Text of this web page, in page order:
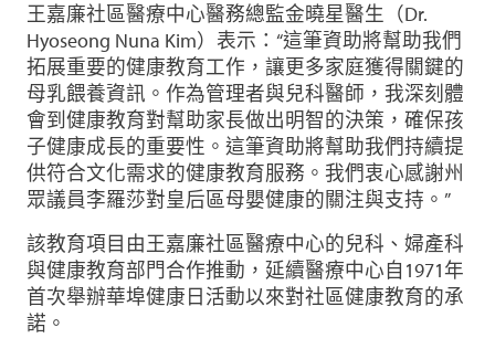
王嘉廉社區醫療中心醫務總監金曉星醫生（Dr.
Hyoseong Nuna Kim）表示：“這筆資助將幫助我們
拓展重要的健康教育工作，讓更多家庭獲得關鍵的
母乳餵養資訊。作為管理者與兒科醫師，我深刻體
會到健康教育對幫助家長做出明智的決策，確保孩
子健康成長的重要性。這筆資助將幫助我們持續提
供符合文化需求的健康教育服務。我們衷心感謝州
眾議員李羅莎對皇后區母嬰健康的關注與支持。”
該教育項目由王嘉廉社區醫療中心的兒科、婦產科
與健康教育部門合作推動，延續醫療中心自1971年
首次舉辦華埠健康日活動以來對社區健康教育的承
諾。